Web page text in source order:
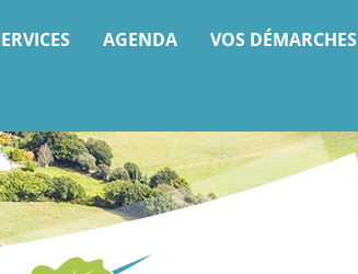
AGENDA VOS DÉMARCHES